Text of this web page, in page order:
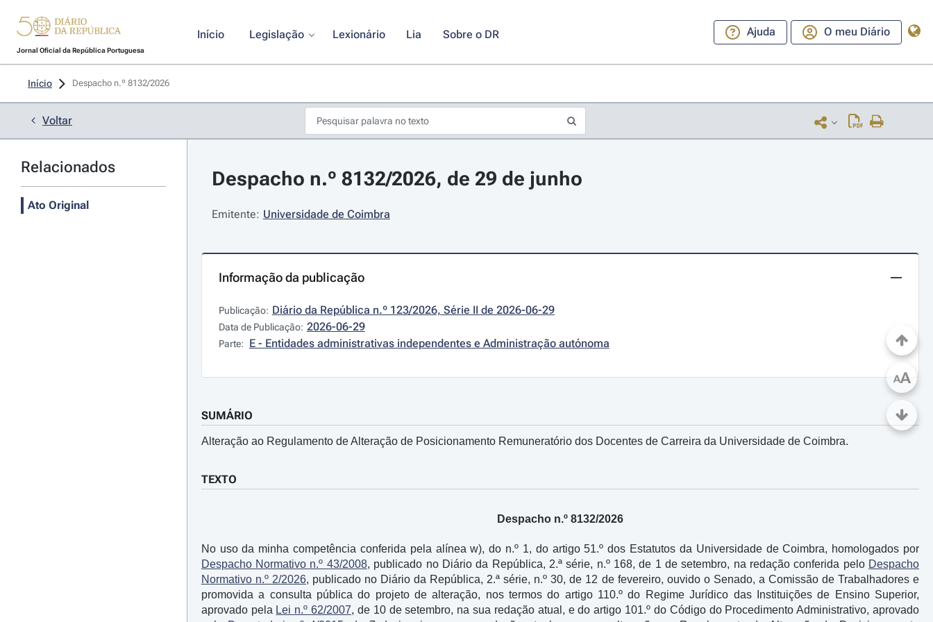
Jornal Oficial da República Portuguesa
Início Legislação Lexionário Lia Sobre o DR Ajuda O meu Diário
Início Despacho n.º 8132/2026
Voltar
Relacionados
Ato Original
Despacho n.º 8132/2026, de 29 de junho
Emitente: Universidade de Coimbra
Informação da publicação
Publicação: Diário da República n.º 123/2026, Série II de 2026-06-29
Data de Publicação: 2026-06-29
Parte: E - Entidades administrativas independentes e Administração autónoma
SUMÁRIO
Alteração ao Regulamento de Alteração de Posicionamento Remuneratório dos Docentes de Carreira da Universidade de Coimbra.
TEXTO
Despacho n.º 8132/2026
No uso da minha competência conferida pela alínea w), do n.º 1, do artigo 51.º dos Estatutos da Universidade de Coimbra, homologados por
Despacho Normativo n.º 43/2008, publicado no Diário da República, 2.ª série, n.º 168, de 1 de setembro, na redação conferida pelo Despacho
Normativo n.º 2/2026, publicado no Diário da República, 2.ª série, n.º 30, de 12 de fevereiro, ouvido o Senado, a Comissão de Trabalhadores e
promovida a consulta pública do projeto de alteração, nos termos do artigo 110.º do Regime Jurídico das Instituições de Ensino Superior,
aprovado pela Lei n.º 62/2007, de 10 de setembro, na sua redação atual, e do artigo 101.º do Código do Procedimento Administrativo, aprovado
AA